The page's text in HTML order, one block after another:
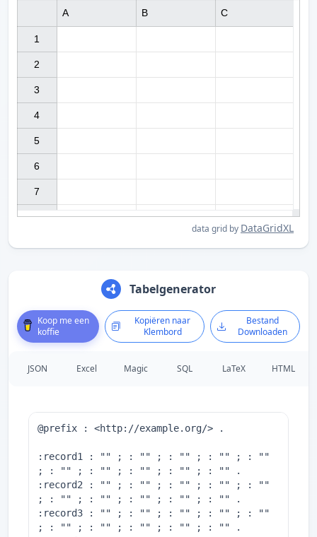
1
2
3
4
5
6
7
A B C
data grid by DataGridXL
Tabelgenerator
Koop me een
koffie
Kopiëren naar
Klembord
Bestand
Downloaden
JSON Excel Magic SQL LaTeX HTML